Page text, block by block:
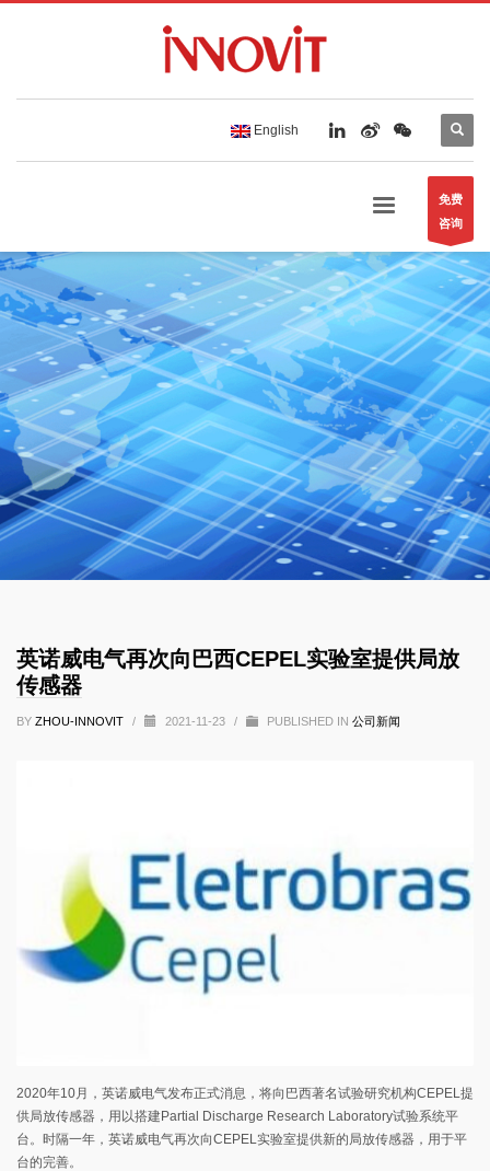
English
免费
咨询
英诺威电气再次向巴西CEPEL实验室提供局放
传感器
BY ZHOU-INNOVIT / 2021-11-23 / PUBLISHED IN 公司新闻
2020年10月，英诺威电气发布正式消息，将向巴西著名试验研究机构CEPEL提
供局放传感器，用以搭建Partial Discharge Research Laboratory试验系统平
台。时隔一年，英诺威电气再次向CEPEL实验室提供新的局放传感器，用于平
台的完善。